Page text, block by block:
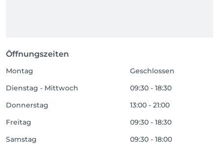
Öffnungszeiten
Montag
Geschlossen
Dienstag - Mittwoch
09:30 - 18:30
Donnerstag
13:00 - 21:00
Freitag
09:30 - 18:30
Samstag
09:30 - 18:00